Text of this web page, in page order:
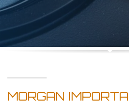
MORGAN